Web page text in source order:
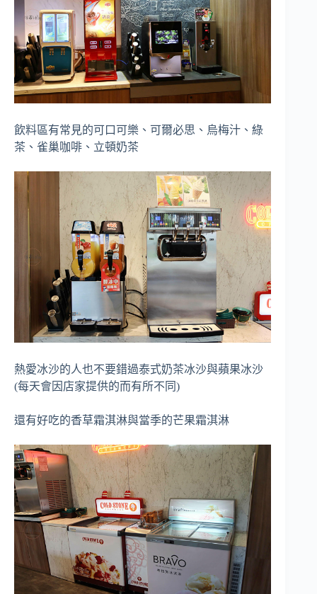
飲料區有常見的可口可樂、可爾必思、烏梅汁、綠
茶、雀巢咖啡、立頓奶茶
熱愛冰沙的人也不要錯過泰式奶茶冰沙與蘋果冰沙
(每天會因店家提供的而有所不同)
還有好吃的香草霜淇淋與當季的芒果霜淇淋